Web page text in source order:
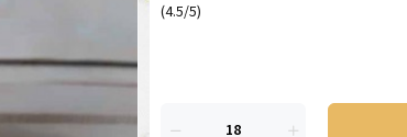
(4.5/5)